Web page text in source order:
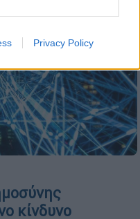
Privacy Policy
κίνδυνο